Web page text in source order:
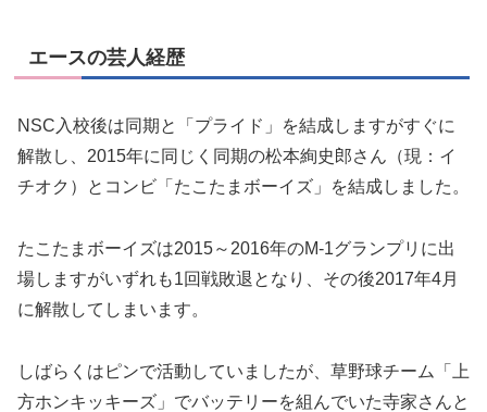
エースの芸人経歴
NSC入校後は同期と「プライド」を結成しますがすぐに
解散し、2015年に同じく同期の松本絢史郎さん（現：イ
チオク）とコンビ「たこたまボーイズ」を結成しました。
たこたまボーイズは2015～2016年のM-1グランプリに出
場しますがいずれも1回戦敗退となり、その後2017年4月
に解散してしまいます。
しばらくはピンで活動していましたが、草野球チーム「上
方ホンキッキーズ」でバッテリーを組んでいた寺家さんと